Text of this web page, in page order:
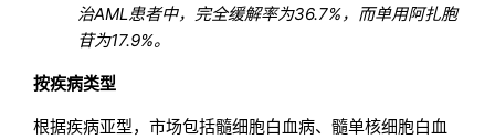
治AML患者中，完全缓解率为36.7%，而单用阿扎胞
苷为17.9%。
按疾病类型
根据疾病亚型，市场包括髓细胞白血病、髓单核细胞白血